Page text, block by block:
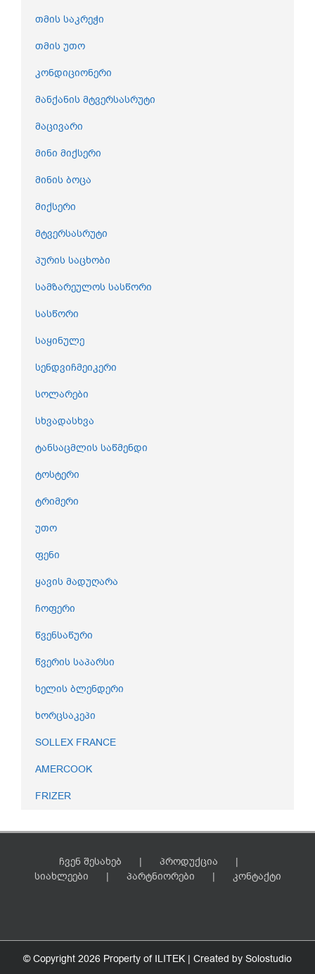
თმის საკრეჭი
თმის უთო
კონდიციონერი
მანქანის მტვერსასრუტი
მაცივარი
მინი მიქსერი
მინის ბოცა
მიქსერი
მტვერსასრუტი
პურის საცხობი
სამზარეულოს სასწორი
სასწორი
საყინულე
სენდვიჩმეიკერი
სოლარები
სხვადასხვა
ტანსაცმლის საწმენდი
ტოსტერი
ტრიმერი
უთო
ფენი
ყავის მადუღარა
ჩოფერი
წვენსაწური
წვერის საპარსი
ხელის ბლენდერი
ხორცსაკეპი
SOLLEX FRANCE
AMERCOOK
FRIZER
ჩვენ შესახებ
პროდუქცია
სიახლეები
პარტნიორები კონტაქტი
© Copyright 2026 Property of ILITEK | Created by Solostudio